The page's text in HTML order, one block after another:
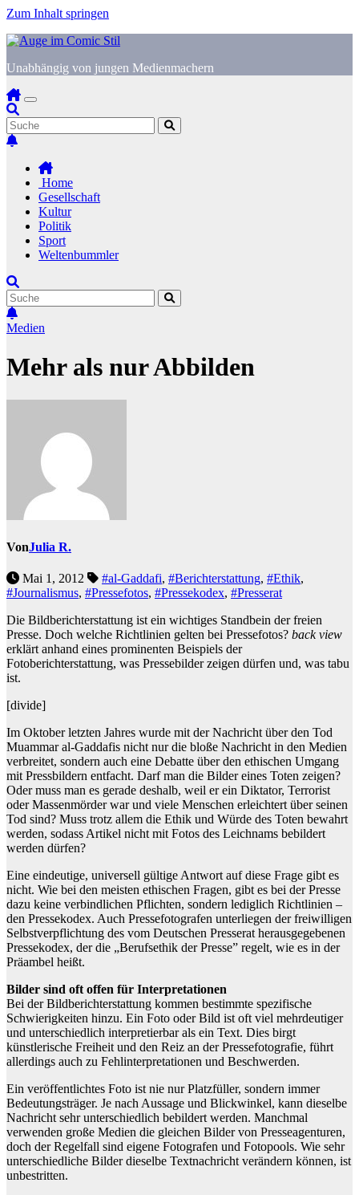
Zum Inhalt springen
Unabhängig von jungen Medienmachern
Home
Gesellschaft
Kultur
Politik
Sport
Weltenbummler
Medien
Mehr als nur Abbilden
VonJulia R.
Mai 1, 2012 #al-Gaddafi, #Berichterstattung, #Ethik,
#Journalismus, #Pressefotos, #Pressekodex, #Presserat
Die Bildberichterstattung ist ein wichtiges Standbein der freien
Presse. Doch welche Richtlinien gelten bei Pressefotos? back view
erklärt anhand eines prominenten Beispiels der
Fotoberichterstattung, was Pressebilder zeigen dürfen und, was tabu
ist.
[divide]
Im Oktober letzten Jahres wurde mit der Nachricht über den Tod
Muammar al-Gaddafis nicht nur die bloße Nachricht in den Medien
verbreitet, sondern auch eine Debatte über den ethischen Umgang
mit Pressbildern entfacht. Darf man die Bilder eines Toten zeigen?
Oder muss man es gerade deshalb, weil er ein Diktator, Terrorist
oder Massenmörder war und viele Menschen erleichtert über seinen
Tod sind? Muss trotz allem die Ethik und Würde des Toten bewahrt
werden, sodass Artikel nicht mit Fotos des Leichnams bebildert
werden dürfen?
Eine eindeutige, universell gültige Antwort auf diese Frage gibt es
nicht. Wie bei den meisten ethischen Fragen, gibt es bei der Presse
dazu keine verbindlichen Pflichten, sondern lediglich Richtlinien –
den Pressekodex. Auch Pressefotografen unterliegen der freiwilligen
Selbstverpflichtung des vom Deutschen Presserat herausgegebenen
Pressekodex, der die „Berufsethik der Presse” regelt, wie es in der
Präambel heißt.
Bilder sind oft offen für Interpretationen
Bei der Bildberichterstattung kommen bestimmte spezifische
Schwierigkeiten hinzu. Ein Foto oder Bild ist oft viel mehrdeutiger
und unterschiedlich interpretierbar als ein Text. Dies birgt
künstlerische Freiheit und den Reiz an der Pressefotografie, führt
allerdings auch zu Fehlinterpretationen und Beschwerden.
Ein veröffentlichtes Foto ist nie nur Platzfüller, sondern immer
Bedeutungsträger. Je nach Aussage und Blickwinkel, kann dieselbe
Nachricht sehr unterschiedlich bebildert werden. Manchmal
verwenden große Medien die gleichen Bilder von Presseagenturen,
doch der Regelfall sind eigene Fotografen und Fotopools. Wie sehr
unterschiedliche Bilder dieselbe Textnachricht verändern können, ist
unbestritten.